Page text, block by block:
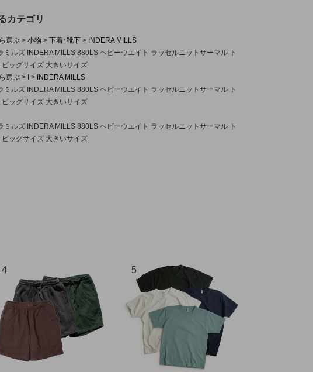
カテゴリ
選ぶ 小物 下着・靴下
INDERA MILLS
ラミルズ INDERA MILLS 880LS ヘビーウエイト ラッセルニットサーマル ト
ッグサイズ 大きいサイズ
選ぶ I
INDERA MILLS
ラミルズ INDERA MILLS 880LS ヘビーウエイト ラッセルニットサーマル ト
ッグサイズ 大きいサイズ
ラミルズ INDERA MILLS 880LS ヘビーウエイト ラッセルニットサーマル ト
ッグサイズ 大きいサイズ